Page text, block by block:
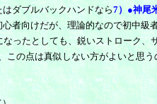
ダブルバックハンドなら7）●神尾
者向けだが、理論的なので初中級
たとしても、鋭いストローク、
の点は真似しない方がよいと思う